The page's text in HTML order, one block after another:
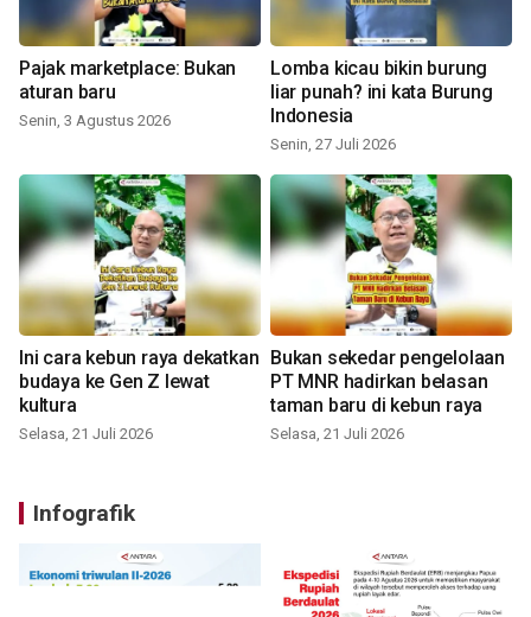
Pajak marketplace: Bukan
aturan baru
Senin, 3 Agustus 2026
Lomba kicau bikin burung
liar punah? ini kata Burung
Indonesia
Senin, 27 Juli 2026
Ini cara kebun raya dekatkan
budaya ke Gen Z lewat
kultura
Selasa, 21 Juli 2026
Bukan sekedar pengelolaan
PT MNR hadirkan belasan
taman baru di kebun raya
Selasa, 21 Juli 2026
Infografik